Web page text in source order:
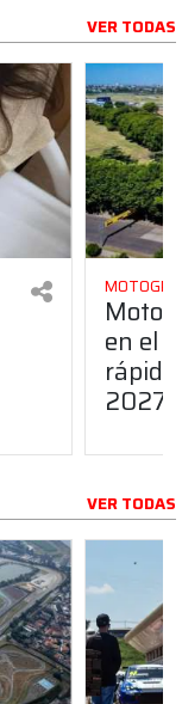
VER TODAS
MOTOGP
en el
2027
VER TODAS